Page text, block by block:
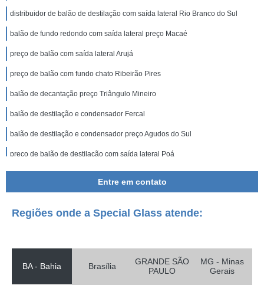
distribuidor de balão de destilação com saída lateral Rio Branco do Sul
balão de fundo redondo com saída lateral preço Macaé
preço de balão com saída lateral Arujá
preço de balão com fundo chato Ribeirão Pires
balão de decantação preço Triângulo Mineiro
balão de destilação e condensador Fercal
balão de destilação e condensador preço Agudos do Sul
preço de balão de destilação com saída lateral Poá
distribuidor de balão de saída lateral Triângulo Mineiro
preço de balão de fundo redondo com saída lateral Cajamar
balão de destilação com saída lateral valor Santa Rita do Sapucai
Entre em contato
Regiões onde a Special Glass atende:
BA - Bahia Brasília
GRANDE SÃO
PAULO
MG - Minas
Gerais